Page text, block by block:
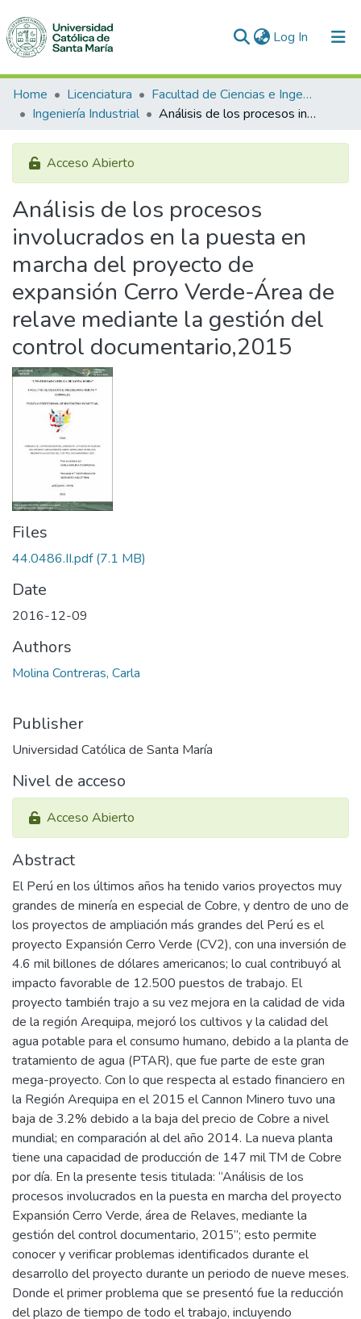
Log In (current)
Communities & Collections
All of DSpace
Statistics
Home Licenciatura
Facultad de Ciencias e Ingenierías Físicas y Formales
Ingeniería Industrial
Análisis de los procesos involucrados en la puesta en marcha del proyecto de expansión Cerro Verde-Área de relave mediante la gestión del control documentario,2015
Acceso Abierto
Análisis de los procesos
involucrados en la puesta en
marcha del proyecto de
expansión Cerro Verde-Área de
relave mediante la gestión del
control documentario,2015
Files
44.0486.II.pdf(7.1 MB)
Date
2016-12-09
Authors
Molina Contreras, Carla
Publisher
Universidad Católica de Santa María
Nivel de acceso
Acceso Abierto
Abstract
El Perú en los últimos años ha tenido varios proyectos muy
grandes de minería en especial de Cobre, y dentro de uno de
los proyectos de ampliación más grandes del Perú es el
proyecto Expansión Cerro Verde (CV2), con una inversión de
4.6 mil billones de dólares americanos; lo cual contribuyó al
impacto favorable de 12.500 puestos de trabajo. El
proyecto también trajo a su vez mejora en la calidad de vida
de la región Arequipa, mejoró los cultivos y la calidad del
agua potable para el consumo humano, debido a la planta de
tratamiento de agua (PTAR), que fue parte de este gran
mega-proyecto. Con lo que respecta al estado financiero en
la Región Arequipa en el 2015 el Cannon Minero tuvo una
baja de 3.2% debido a la baja del precio de Cobre a nivel
mundial; en comparación al del año 2014. La nueva planta
tiene una capacidad de producción de 147 mil TM de Cobre
por día. En la presente tesis titulada: “Análisis de los
procesos involucrados en la puesta en marcha del proyecto
Expansión Cerro Verde, área de Relaves, mediante la
gestión del control documentario, 2015”; esto permite
conocer y verificar problemas identificados durante el
desarrollo del proyecto durante un periodo de nueve meses.
Donde el primer problema que se presentó fue la reducción
del plazo de tiempo de todo el trabajo, incluyendo